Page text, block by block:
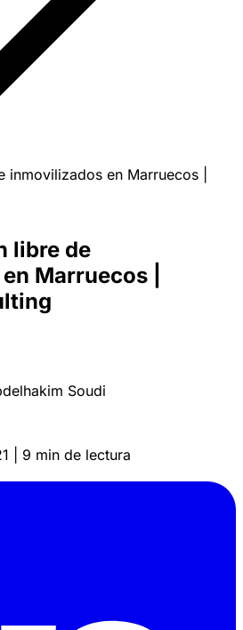
inmovilizados en Marruecos |
libre de
Marruecos |
Soudi
9 min de lectura